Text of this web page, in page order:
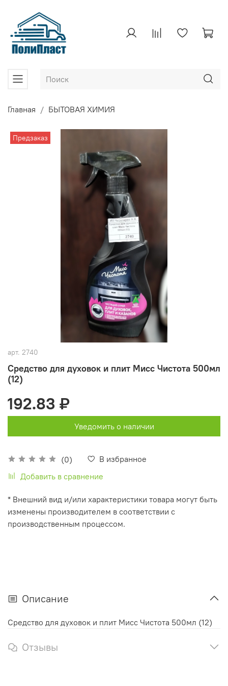
Главная БЫТОВАЯ ХИМИЯ
Предзаказ
арт. 2740
Средство для духовок и плит Мисс Чистота 500мл
(12)
(0)
В избранное
Добавить в сравнение
192.83 ₽
Уведомить о наличии
* Внешний вид и/или характеристики товара могут быть
изменены производителем в соответствии с
производственным процессом.
Описание
Средство для духовок и плит Мисс Чистота 500мл (12)
Отзывы